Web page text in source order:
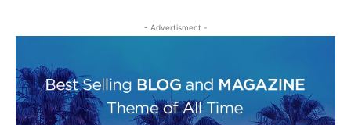
- Advertisment -